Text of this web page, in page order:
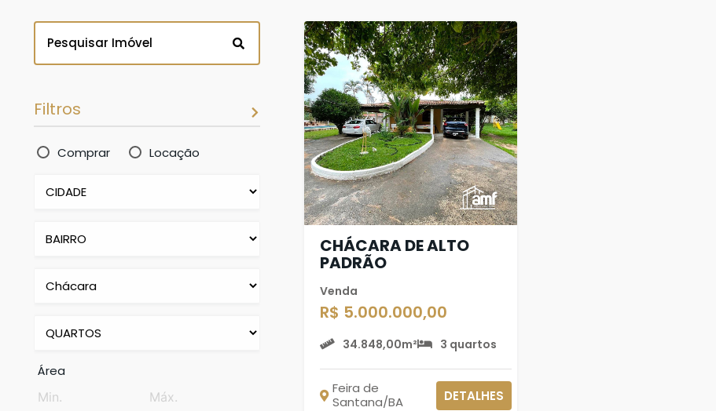
Filtros
Comprar Locação
Área
CHÁCARA DE ALTO
PADRÃO
Venda
R$ 5.000.000,00
34.848,00m² 3 quartos
Feira de
Santana/BA
DETALHES